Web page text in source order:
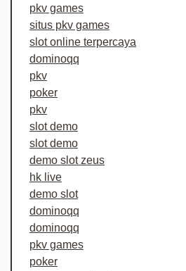
pkv games
situs pkv games
slot online terpercaya
dominoqq
pkv
poker
pkv
slot demo
slot demo
demo slot zeus
hk live
demo slot
dominoqq
dominoqq
pkv games
poker